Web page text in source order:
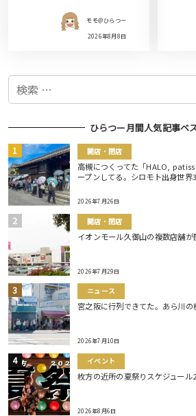
モモ＠ひらつー
2026年8月8日
検
ひらつー月間人気記事ベ
開店・閉店
高槻につくってた「HALO,
ープンしてる。シロモト出身世界
2026年7月26日
開店・閉店
イオンモール久御山の複数店舗が
2026年7月29日
ニュース
宮之阪に行列できてた。あら川の
2026年7月10日
イベント
枚方の近所の夏祭りスケジュール
2026年8月6日